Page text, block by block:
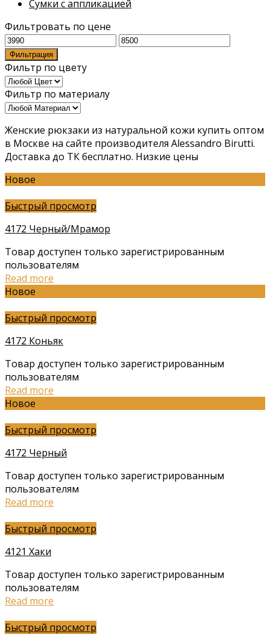
Сумки с аппликацией
Фильтровать по цене
Минимальная
цена
Максимальная
Фильтрация
Фильтр по цвету
Фильтр по материалу
Женские рюкзаки из натуральной кожи купить оптом
в Москве на сайте производителя Alessandro Birutti.
Доставка до ТК бесплатно. Низкие цены
Новое
Быстрый просмотр
4172 Черный/Мрамор
Товар доступен только зарегистрированным
пользователям
Read more
Новое
Быстрый просмотр
4172 Коньяк
Товар доступен только зарегистрированным
пользователям
Read more
Новое
Быстрый просмотр
4172 Черный
Товар доступен только зарегистрированным
пользователям
Read more
Быстрый просмотр
4121 Хаки
Товар доступен только зарегистрированным
пользователям
Read more
Быстрый просмотр